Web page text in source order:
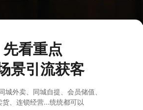
先看重点
景引流获客
城外卖、同城自提、会员储值、
货、连锁经营...统统都可以